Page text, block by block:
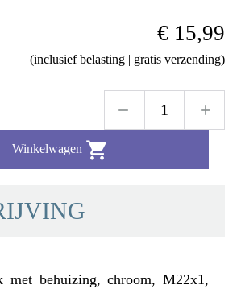
€ 15,99
(inclusief belasting | gratis verzending)
Winkelwagen 
met behuizing, chroom, M22x1,